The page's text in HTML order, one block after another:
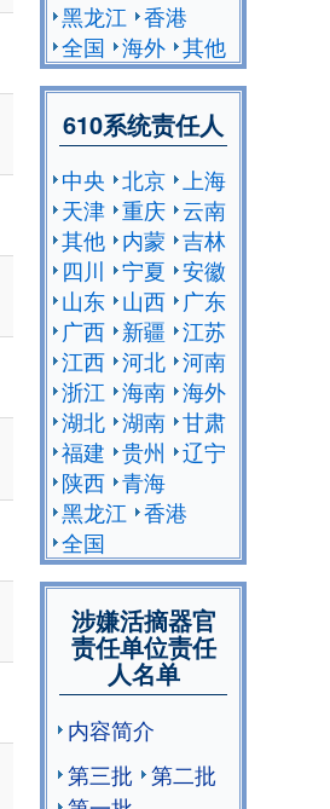
黑龙江 香港
全国 海外 其他
610系统责任人
中央 北京
上海
天津 重庆 云南
其他 内蒙 吉林
四川
宁夏 安徽
山东 山西
广东
广西 新疆 江苏
江西 河北 河南
浙江 海南 海外
湖北 湖南 甘肃
福建 贵州
辽宁
陕西 青海
黑龙江 香港
全国
涉嫌活摘器官
责任单位责任
人名单
内容简介
第三批
第二批